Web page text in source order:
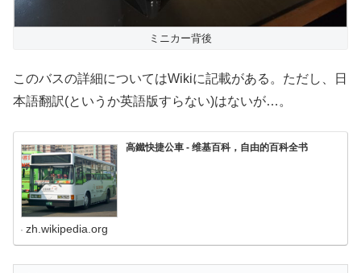
ミニカー背後
このバスの詳細についてはWikiに記載がある。ただし、日
本語翻訳(というか英語版すらない)はないが…。
高鐵快捷公車 - 维基百科，自由的百科全书
zh.wikipedia.org